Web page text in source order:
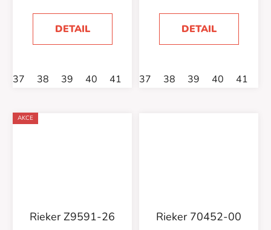
DETAIL
37 38 39 40 41 42
DETAIL
37 38 39 40 41
AKCE
Rieker Z9591-26 Rieker 70452-00